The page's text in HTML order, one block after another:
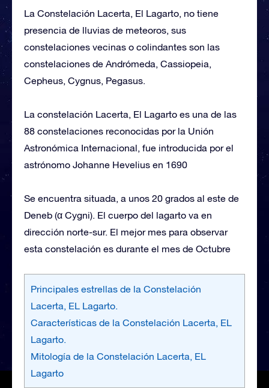
La Constelación Lacerta, El Lagarto, no tiene
presencia de lluvias de meteoros, sus
constelaciones vecinas o colindantes son las
constelaciones de Andrómeda, Cassiopeia,
Cepheus, Cygnus, Pegasus.
La constelación Lacerta, El Lagarto es una de las
88 constelaciones reconocidas por la Unión
Astronómica Internacional, fue introducida por el
astrónomo Johanne Hevelius en 1690
Se encuentra situada, a unos 20 grados al este de
Deneb (α Cygni). El cuerpo del lagarto va en
dirección norte-sur. El mejor mes para observar
esta constelación es durante el mes de Octubre
Principales estrellas de la Constelación
Lacerta, EL Lagarto.
Características de la Constelación Lacerta, EL
Lagarto.
Mitología de la Constelación Lacerta, EL
Lagarto